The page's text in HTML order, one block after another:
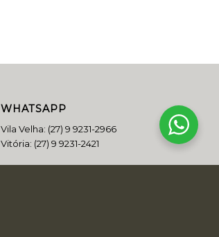
WHATSAPP
Vila Velha: (27) 9 9231-2966
Vitória: (27) 9 9231-2421